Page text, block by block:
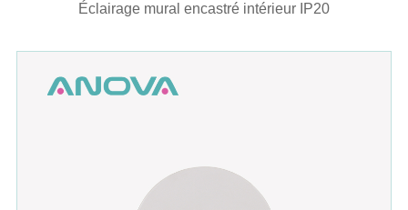
Éclairage mural encastré intérieur IP20